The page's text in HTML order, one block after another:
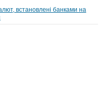
встановлені банками на